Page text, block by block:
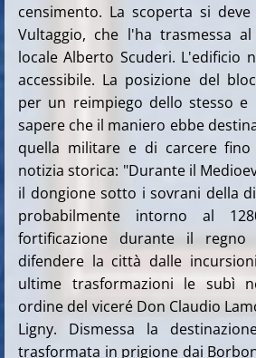
censimento. La scoperta si
Vultaggio, che l'ha trasmessa
locale Alberto Scuderi. L'edificio
accessibile. La posizione del
per un reimpiego dello stesso e
sapere che il maniero ebbe
quella militare e di carcere fino
notizia storica: "Durante il
il dongione sotto i sovrani della
probabilmente intorno al
fortificazione durante il
difendere la città dalle
ultime trasformazioni le subì
ordine del viceré Don Claudio
Ligny. Dismessa la
trasformata in prigione dai